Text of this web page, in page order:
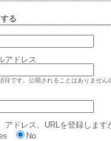
る
アドレス
目です。公開されることはありません
アドレス、URLを登録します
No